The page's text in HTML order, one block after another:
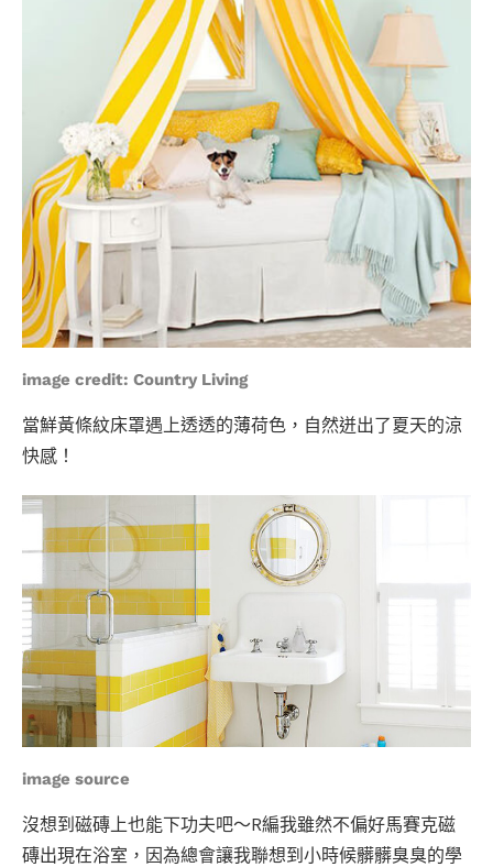
image credit: Country Living
當鮮黃條紋床罩遇上透透的薄荷色，自然迸出了夏天的涼
快感！
image source
沒想到磁磚上也能下功夫吧～R編我雖然不偏好馬賽克磁
磚出現在浴室，因為總會讓我聯想到小時候髒髒臭臭的學